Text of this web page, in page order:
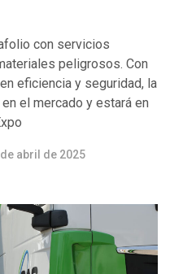
con servicios
peligrosos. Con
eficiencia y seguridad, la
el mercado y estará en
abril de 2025